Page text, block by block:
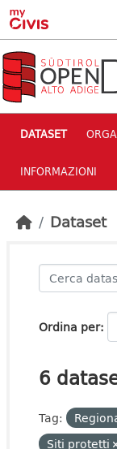
Skip to main content
DATASET
INFORMAZIONI
Dataset
Ordina per
6
Tag:
Siti protetti